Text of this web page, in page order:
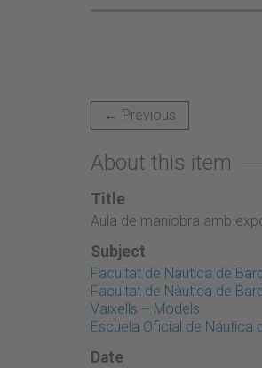
← Previous
About this item
Title
Aula de maniobra amb
Subject
Facultat de Nàutica de
Facultat de Nàutica de
Vaixells -- Models
Escuela Oficial de Náutica
Date